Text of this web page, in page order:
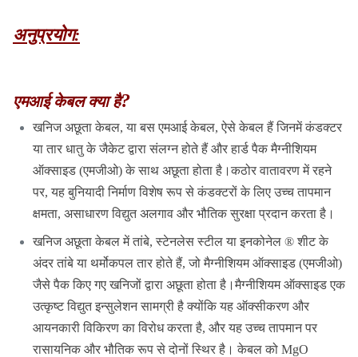
अनुप्रयोग:
एमआई केबल क्या है?
खनिज अछूता केबल, या बस एमआई केबल, ऐसे केबल हैं जिनमें कंडक्टर
या तार धातु के जैकेट द्वारा संलग्न होते हैं और हार्ड पैक मैग्नीशियम
ऑक्साइड (एमजीओ) के साथ अछूता होता है।कठोर वातावरण में रहने
पर, यह बुनियादी निर्माण विशेष रूप से कंडक्टरों के लिए उच्च तापमान
क्षमता, असाधारण विद्युत अलगाव और भौतिक सुरक्षा प्रदान करता है।
खनिज अछूता केबल में तांबे, स्टेनलेस स्टील या इनकोनेल ® शीट के
अंदर तांबे या थर्मोकपल तार होते हैं, जो मैग्नीशियम ऑक्साइड (एमजीओ)
जैसे पैक किए गए खनिजों द्वारा अछूता होता है।मैग्नीशियम ऑक्साइड एक
उत्कृष्ट विद्युत इन्सुलेशन सामग्री है क्योंकि यह ऑक्सीकरण और
आयनकारी विकिरण का विरोध करता है, और यह उच्च तापमान पर
रासायनिक और भौतिक रूप से दोनों स्थिर है। केबल को MgO